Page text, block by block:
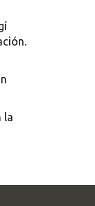
la